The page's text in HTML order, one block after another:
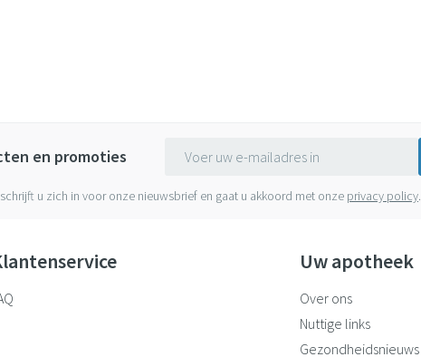
en promoties
u zich in voor onze nieuwsbrief en gaat u akkoord met onze privacy policy.
Uw apotheek
Over ons
Nuttige links
Gezondheidsnieuws